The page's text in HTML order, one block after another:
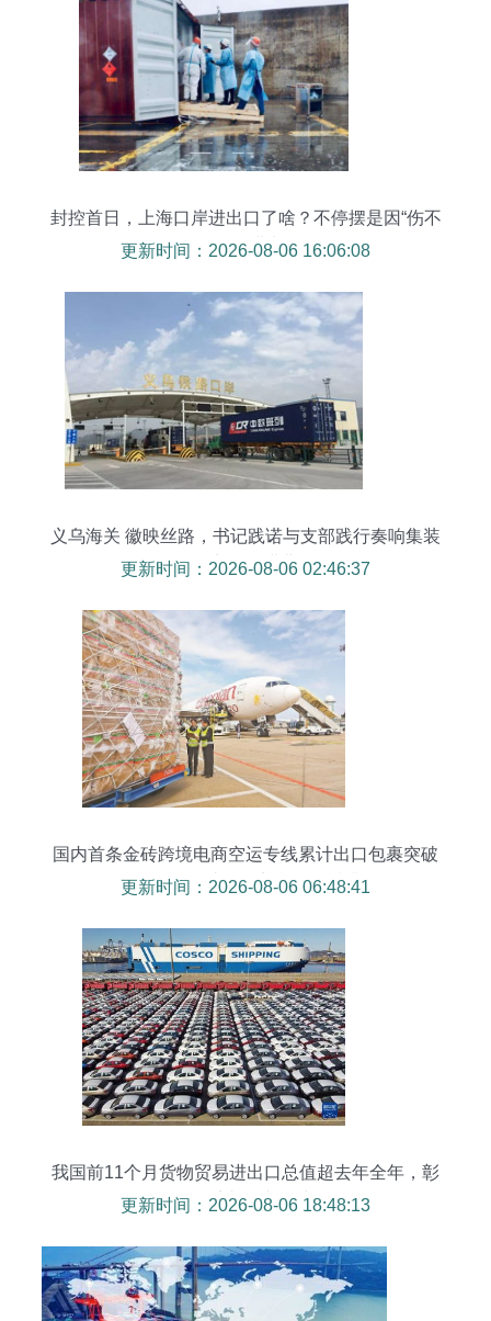
封控首日，上海口岸进出口了啥？不停摆是因“伤不
得”货物进出口
更新时间：2026-08-06 16:06:08
义乌海关 徽映丝路，书记践诺与支部践行奏响集装
箱贸易奋进曲
更新时间：2026-08-06 02:46:37
国内首条金砖跨境电商空运专线累计出口包裹突破
4700万件，助推经贸合作提质升级
更新时间：2026-08-06 06:48:41
我国前11个月货物贸易进出口总值超去年全年，彰
显经济韧性与活力
更新时间：2026-08-06 18:48:13